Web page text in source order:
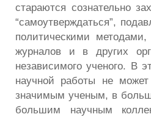
стараются сознательно
“самоутверждаться”,
политическими
журналов и в других
независимого ученого. В
научной работы не
значимым ученым, в
большим научным